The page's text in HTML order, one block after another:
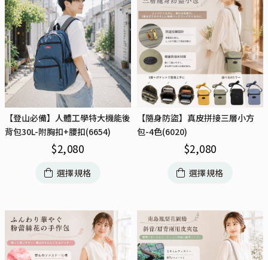
【登山必備】人體工學特大機能後
背包30L-附胸扣+腰扣(6654)
$2,080
選擇規格
【隨身防盜】真皮拼接三層小方
包-4色(6020)
$2,080
選擇規格